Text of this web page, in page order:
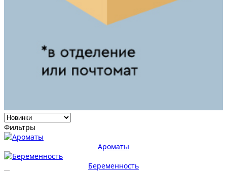
Фильтры
Ароматы
Беременность